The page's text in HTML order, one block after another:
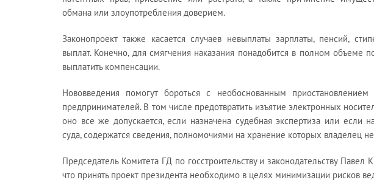
обмана или злоупотребления доверием.
Законопроект также касается случаев невыплаты зарплаты, пенсий,
выплат. Конечно, для смягчения наказания понадобится в полном объеме
выплатить компенсации.
Нововведения помогут бороться с необоснованным приостановлением
предпринимателей. В том числе предотвратить изъятие электронных
оно все же допускается, если назначена судебная экспертиза или если
суда, содержатся сведения, полномочиями на хранение которых владелец
Председатель Комитета ГД по госстроительству и законодательству
что принять проект президента необходимо в целях минимизации рисков